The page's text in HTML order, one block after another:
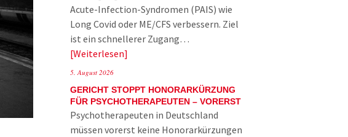
Acute-Infection-Syndromen (PAIS) wie
Long Covid oder ME/CFS verbessern. Ziel
ist ein schnellerer Zugang…
Weiterlesen
5. August 2026
GERICHT STOPPT HONORARKÜRZUNG
FÜR PSYCHOTHERAPEUTEN – VORERST
Psychotherapeuten in Deutschland
müssen vorerst keine Honorarkürzungen